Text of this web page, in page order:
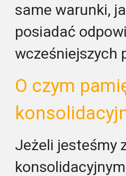
same warunki,
posiadać
wcześniejszych
O czym
Jeżeli jesteśmy